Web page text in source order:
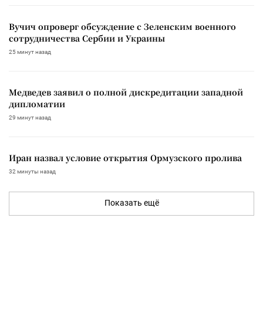
Вучич опроверг обсуждение с Зеленским военного
сотрудничества Сербии и Украины
25 минут назад
Медведев заявил о полной дискредитации западной
дипломатии
29 минут назад
Иран назвал условие открытия Ормузского пролива
32 минуты назад
Показать ещё